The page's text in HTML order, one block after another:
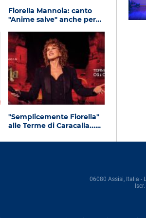
Fiorella Mannoia: canto
"Anime salve" anche per…
"Semplicemente Fiorella"
alle Terme di Caracalla...…
06080 Assisi, Italia -